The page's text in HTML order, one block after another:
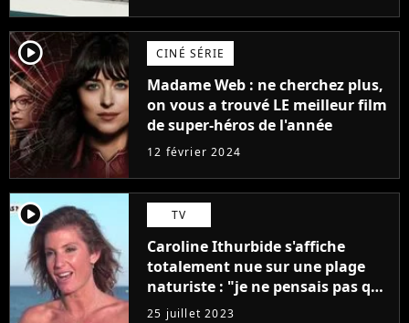
player2 CINÉ SÉRIE
Madame Web : ne cherchez plus,
on vous a trouvé LE meilleur film
de super-héros de l'année
12 février 2024
player2 TV
Caroline Ithurbide s'affiche
totalement nue sur une plage
naturiste : "je ne pensais pas que
j'arriverais à le faire..."
25 juillet 2023